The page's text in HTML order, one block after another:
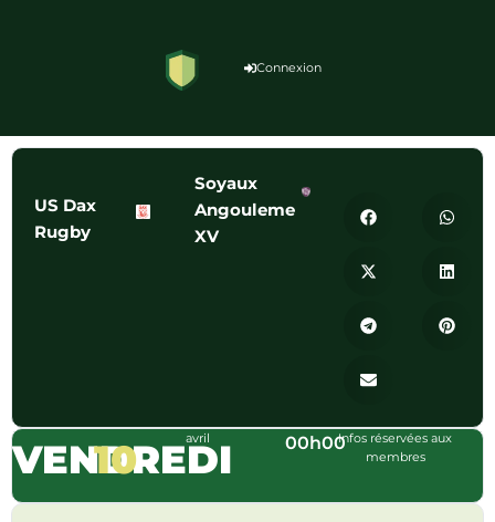
Connexion
US Dax
Rugby
Soyaux
Angouleme
XV
VENDREDI
10 avril 00h00Infos réservées aux
membres